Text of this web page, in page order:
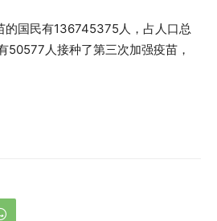
的国民有136745375人，占人口总
50577人接种了第三次加强疫苗，